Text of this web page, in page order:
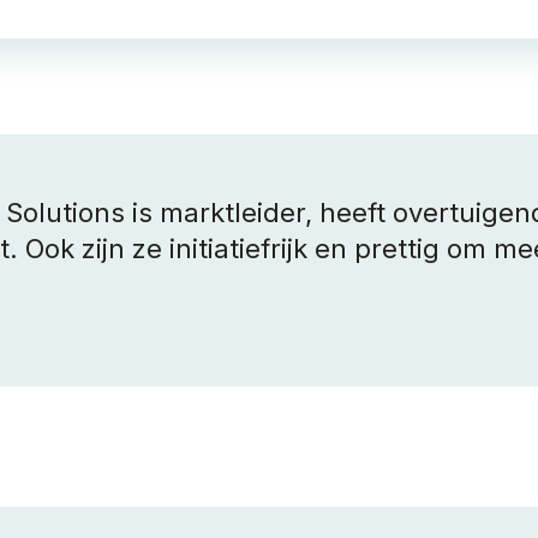
is marktleider, heeft
Ook zijn ze initiatiefrijk en prettig om